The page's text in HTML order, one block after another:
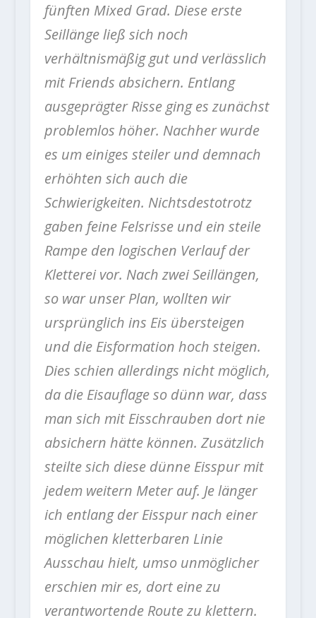
fünften Mixed Grad. Diese erste
Seillänge ließ sich noch
verhältnismäßig gut und verlässlich
mit Friends absichern. Entlang
ausgeprägter Risse ging es zunächst
problemlos höher. Nachher wurde
es um einiges steiler und demnach
erhöhten sich auch die
Schwierigkeiten. Nichtsdestotrotz
gaben feine Felsrisse und ein steile
Rampe den logischen Verlauf der
Kletterei vor. Nach zwei Seillängen,
so war unser Plan, wollten wir
ursprünglich ins Eis übersteigen
und die Eisformation hoch steigen.
Dies schien allerdings nicht möglich,
da die Eisauflage so dünn war, dass
man sich mit Eisschrauben dort nie
absichern hätte können. Zusätzlich
steilte sich diese dünne Eisspur mit
jedem weitern Meter auf. Je länger
ich entlang der Eisspur nach einer
möglichen kletterbaren Linie
Ausschau hielt, umso unmöglicher
erschien mir es, dort eine zu
verantwortende Route zu klettern.